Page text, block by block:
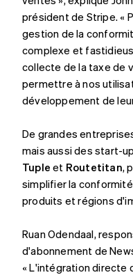
président de Stripe. «
gestion de la
complexe et
collecte de la taxe de
permettre à nos
développement de
De grandes
mais aussi des start-
Tuple et Routetitan,
simplifier la
produits et régions
Ruan Odendaal,
d'abonnement de
« L'intégration directe
English Italiano
Danemark
English
Émirats arabes unis
English
Espagne
EspañolEnglish
English
États-Unis
EnglishEspañol简体中文
Finlande
English Svenska
France
Gibraltar
English
Grèce
English